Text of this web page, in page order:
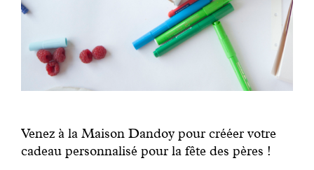
Venez à la Maison Dandoy pour crééer votre
cadeau personnalisé pour la fête des pères !